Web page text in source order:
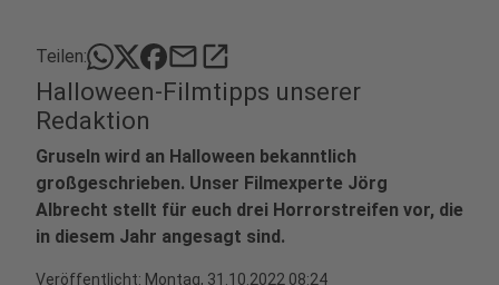
Teilen: mailopen_in_new
Halloween-Filmtipps unserer
Redaktion
Gruseln wird an Halloween bekanntlich
großgeschrieben. Unser Filmexperte Jörg
Albrecht stellt für euch drei Horrorstreifen vor, die
in diesem Jahr angesagt sind.
Veröffentlicht: Montag, 31.10.2022 08:24